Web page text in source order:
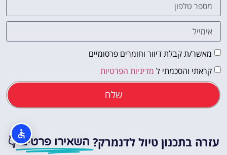
מאשר/ת קבלת דיוור וחומרים פרסומיים
קראתי והסכמתי ל מדיניות הפרטיות
שלח
עזרה בתכנון טיול לדנמרק? השאירו פרטים 👇